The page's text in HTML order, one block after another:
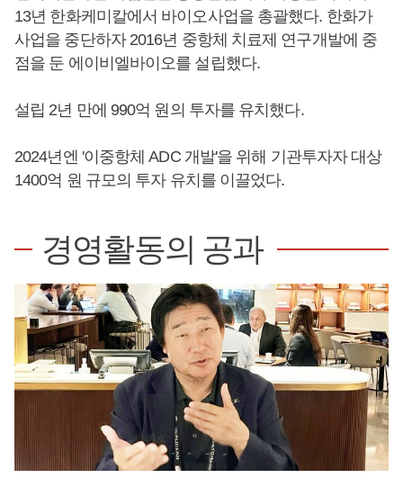
13년 한화케미칼에서 바이오사업을 총괄했다. 한화가
사업을 중단하자 2016년 중항체 치료제 연구개발에 중
점을 둔 에이비엘바이오를 설립했다.
설립 2년 만에 990억 원의 투자를 유치했다.
2024년엔 '이중항체 ADC 개발'을 위해 기관투자자 대상
1400억 원 규모의 투자 유치를 이끌었다.
경영활동의 공과